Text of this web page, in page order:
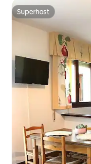
Superhost
Superhost